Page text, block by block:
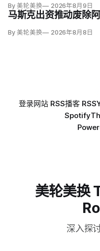
By 美轮美换 2026年8月9日
马斯克出资推动废除
By 美轮美换 2026年8月8日
登录网站 RSS播客 RSS
Spotify
美轮美换
深入探